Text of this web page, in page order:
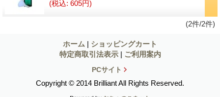
(税込: 605円)
(2件/2件)
ホーム | ショッピングカート
特定商取引法表示 | ご利用案内
PCサイト
Copyright © 2014 Brilliant All Rights Reserved.